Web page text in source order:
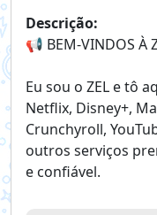
Descrição:
📢 BEM-VINDOS À
Eu sou o ZEL e tô
Netflix, Disney+,
Crunchyroll,
outros serviços
e confiável.